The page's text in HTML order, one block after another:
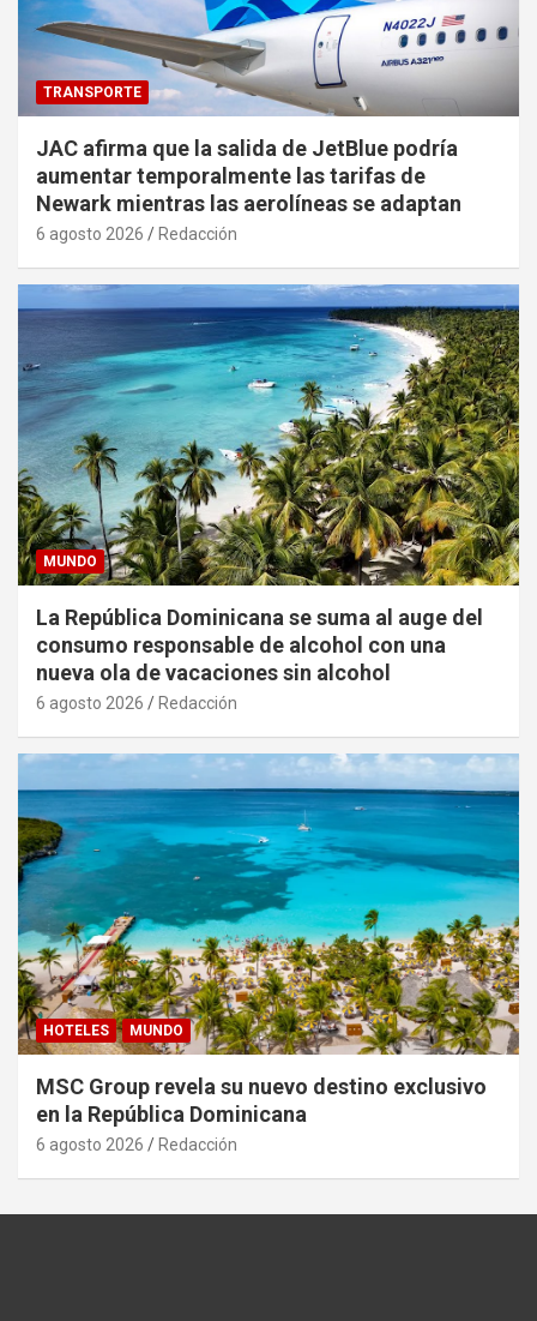
TRANSPORTE
JAC afirma que la salida de JetBlue podría
aumentar temporalmente las tarifas de
Newark mientras las aerolíneas se adaptan
6 agosto 2026 Redacción
MUNDO
La República Dominicana se suma al auge del
consumo responsable de alcohol con una
nueva ola de vacaciones sin alcohol
6 agosto 2026 Redacción
HOTELES MUNDO
MSC Group revela su nuevo destino exclusivo
en la República Dominicana
6 agosto 2026 Redacción